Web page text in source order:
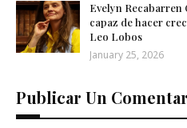
Evelyn Recabarren
capaz de hacer
Leo Lobos
January 25, 2026
Publicar Un